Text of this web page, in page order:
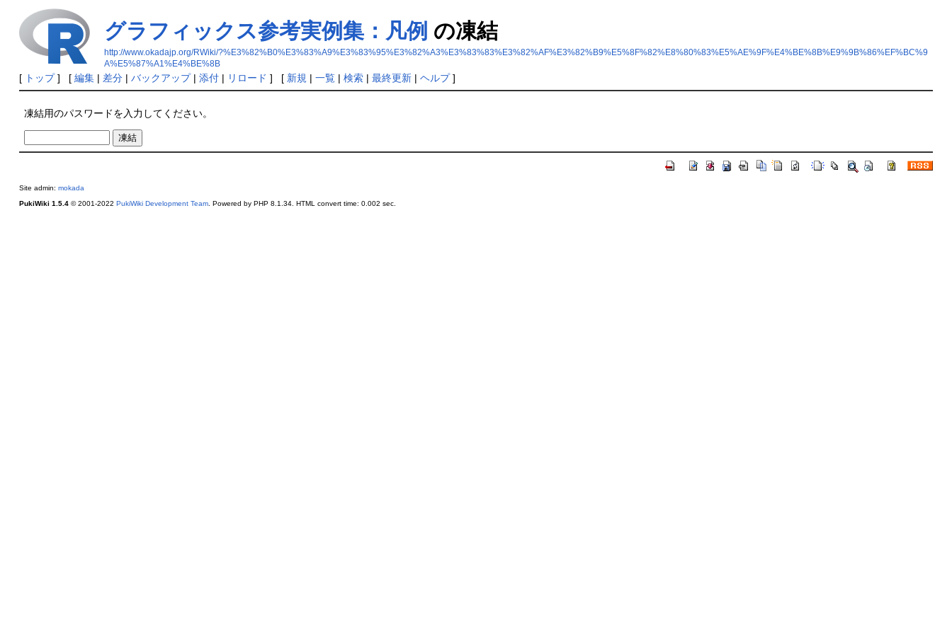
グラフィックス参考実例集：凡例 の凍結
http://www.okadajp.org/RWiki/?%E3%82%B0%E3%83%A9%E3%83%95%E3%82%A3%E3%83%83%E3%82%AF%E3%82%B9%E5%8F%82%E8%80%83%E5%AE%9F%E4%BE%8B%E9%9B%86%EF%BC%9
A%E5%87%A1%E4%BE%8B
[ トップ] [ 編集| 差分| バックアップ| 添付| リロード ] [ 新規 | 一覧| 検索| 最終更新| ヘルプ]
凍結用のパスワードを入力してください。
Site admin: mokada
PukiWiki 1.5.4© 2001-2022 PukiWiki Development Team. Powered by PHP 8.1.34. HTML convert time: 0.002 sec.